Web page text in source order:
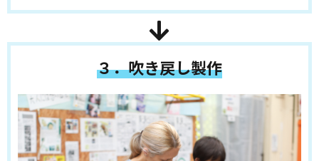
３．吹き戻し製作